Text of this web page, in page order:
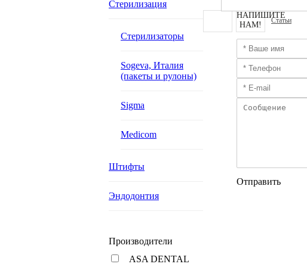
Стерилизация
Стерилизаторы
Sogeva, Италия
(пакеты и рулоны)
Sigma
Medicom
Штифты
Эндодонтия
Производители
ASA DENTAL
НАПИШИТЕ
НАМ!
Отправить
Статьи